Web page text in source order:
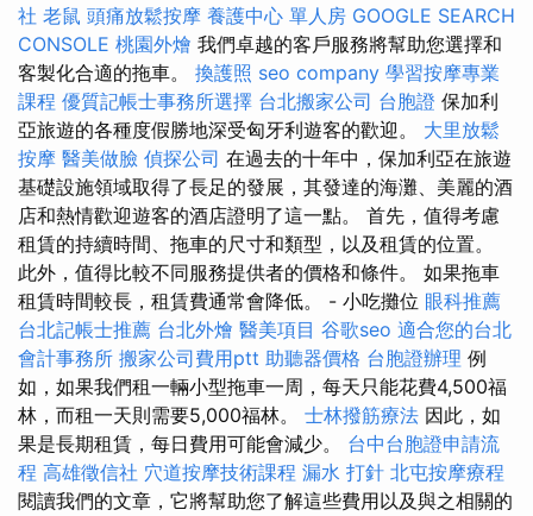
社 老鼠 頭痛放鬆按摩 養護中心 單人房 GOOGLE SEARCH
CONSOLE 桃園外燴 我們卓越的客戶服務將幫助您選擇和
客製化合適的拖車。 換護照 seo company 學習按摩專業
課程 優質記帳士事務所選擇 台北搬家公司 台胞證 保加利
亞旅遊的各種度假勝地深受匈牙利遊客的歡迎。 大里放鬆
按摩 醫美做臉 偵探公司 在過去的十年中，保加利亞在旅遊
基礎設施領域取得了長足的發展，其發達的海灘、美麗的酒
店和熱情歡迎遊客的酒店證明了這一點。 首先，值得考慮
租賃的持續時間、拖車的尺寸和類型，以及租賃的位置。
此外，值得比較不同服務提供者的價格和條件。 如果拖車
租賃時間較長，租賃費通常會降低。 - 小吃攤位 眼科推薦
台北記帳士推薦 台北外燴 醫美項目 谷歌seo 適合您的台北
會計事務所 搬家公司費用ptt 助聽器價格 台胞證辦理 例
如，如果我們租一輛小型拖車一周，每天只能花費4,500福
林，而租一天則需要5,000福林。 士林撥筋療法 因此，如
果是長期租賃，每日費用可能會減少。 台中台胞證申請流
程 高雄徵信社 穴道按摩技術課程 漏水 打針 北屯按摩療程
閱讀我們的文章，它將幫助您了解這些費用以及與之相關的